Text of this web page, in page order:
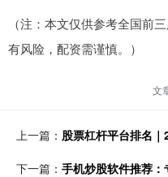
（注：本文仅供参考全国前
有风险，配资需谨慎。）
文
上一篇： 股票杠杆平台排名
下一篇： 手机炒股软件推荐